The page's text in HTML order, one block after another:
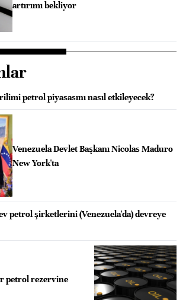
artırımı bekliyor
petrol piyasasını nasıl etkileyecek?
Venezuela Devlet Başkanı Nicolas Maduro
New York'ta
petrol şirketlerini (Venezuela'da) devreye
petrol rezervine